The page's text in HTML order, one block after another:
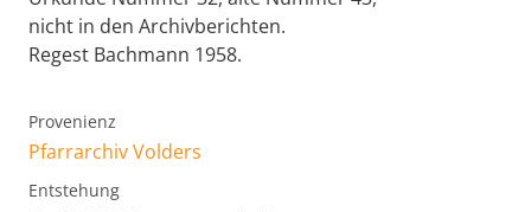
nicht in den Archivberichten.
Regest Bachmann 1958.
Provenienz
Pfarrarchiv Volders
Entstehung